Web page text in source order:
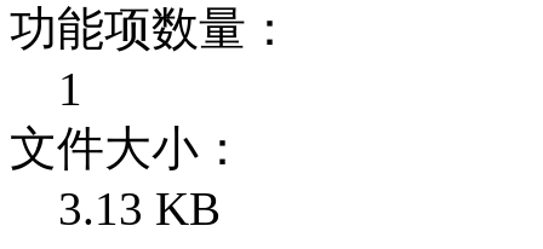
功能项数量：
1
文件大小：
3.13 KB